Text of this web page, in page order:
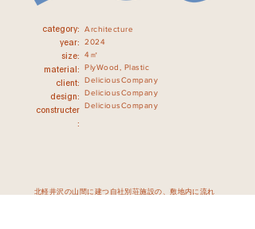
category:
year:
size:
material:
​client:
design:
constructer
:
Architecture
2024
4㎡
PlyWood, Plastic
DeliciousCompany
DeliciousCompany
DeliciousCompany
北軽井沢の山間に建つ自社別荘施設の、敷地内に流れ